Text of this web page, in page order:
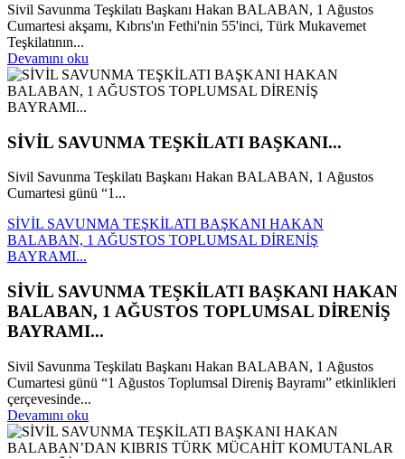
Sivil Savunma Teşkilatı Başkanı Hakan BALABAN, 1 Ağustos
Cumartesi akşamı, Kıbrıs'ın Fethi'nin 55'inci, Türk Mukavemet
Teşkilatının...
Devamını oku
SİVİL SAVUNMA TEŞKİLATI BAŞKANI...
Sivil Savunma Teşkilatı Başkanı Hakan BALABAN, 1 Ağustos
Cumartesi günü “1...
SİVİL SAVUNMA TEŞKİLATI BAŞKANI HAKAN
BALABAN, 1 AĞUSTOS TOPLUMSAL DİRENİŞ
BAYRAMI...
SİVİL SAVUNMA TEŞKİLATI BAŞKANI HAKAN
BALABAN, 1 AĞUSTOS TOPLUMSAL DİRENİŞ
BAYRAMI...
Sivil Savunma Teşkilatı Başkanı Hakan BALABAN, 1 Ağustos
Cumartesi günü “1 Ağustos Toplumsal Direniş Bayramı” etkinlikleri
çerçevesinde...
Devamını oku